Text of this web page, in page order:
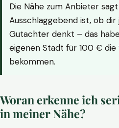
Die Nähe zum Anbieter
Ausschlaggebend ist, ob
Gutachter denkt – das
eigenen Stadt für 100 € die
bekommen.
Woran erkenne ich
in meiner Nähe?